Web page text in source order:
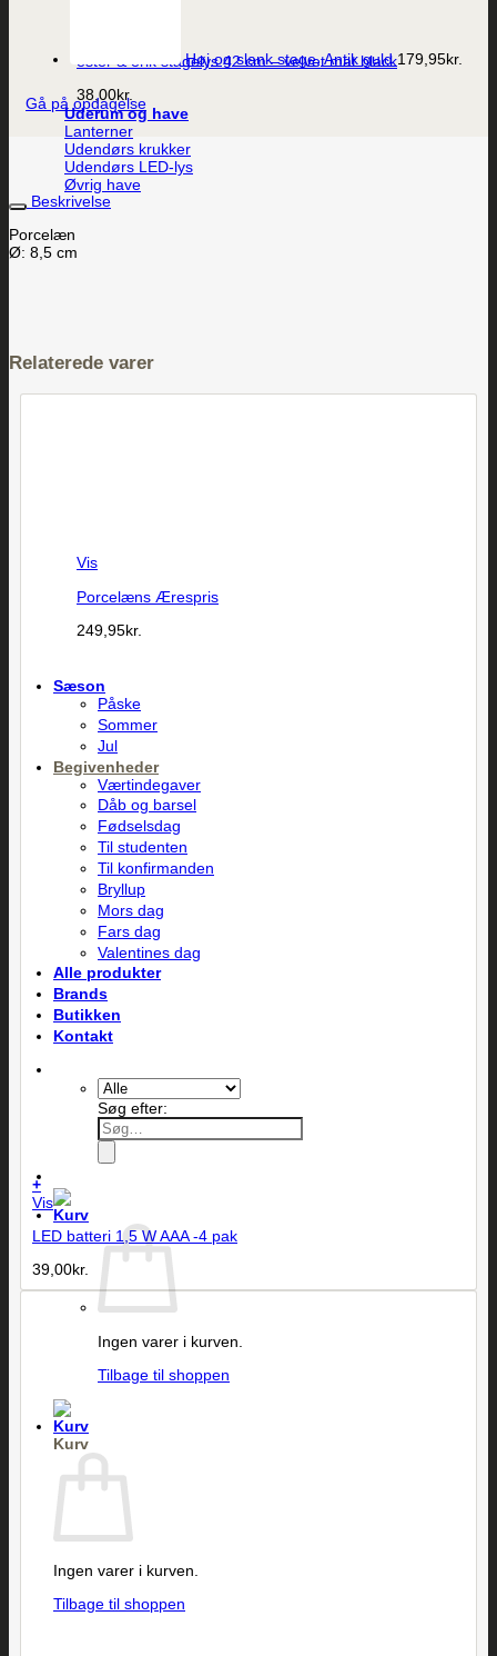
ester & erik stagelys 42 cm – velvet mat black
38,00kr.
Uderum og have
Lanterner
Udendørs krukker
Udendørs LED-lys
Øvrig have
Vis
Porcelæns Ærespris
249,95kr.
Sæson
Påske
Sommer
Jul
Begivenheder
Værtindegaver
Dåb og barsel
Fødselsdag
Til studenten
Til konfirmanden
Bryllup
Mors dag
Fars dag
Valentines dag
Alle produkter
Brands
Butikken
Kontakt
Søg efter:
Ingen varer i kurven.
Tilbage til shoppen
Kurv
Ingen varer i kurven.
Tilbage til shoppen
Høj og slank stage, Antik guld 179,95kr.
Gå på opdagelse
Beskrivelse
Porcelæn
Ø: 8,5 cm
Relaterede varer
+
Vis
LED batteri 1,5 W AAA -4 pak
39,00kr.